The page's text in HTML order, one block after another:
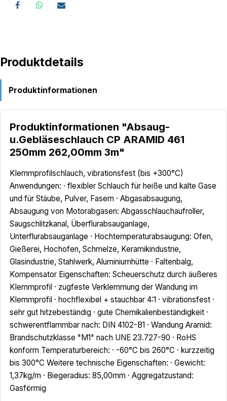
Produktdetails
Produktinformationen
Produktinformationen "Absaug-
u.Gebläseschlauch CP ARAMID 461
250mm 262,00mm 3m"
Klemmprofilschlauch, vibrationsfest (bis +300°C)
Anwendungen: · flexibler Schlauch für heiße und kalte Gase
und für Stäube, Pulver, Fasern · Abgasabsaugung,
Absaugung von Motorabgasen: Abgasschlauchaufroller,
Saugschlitzkanal, Überflurabsauganlage,
Unterflurabsauganlage · Hochtemperaturabsaugung: Ofen,
Gießerei, Hochofen, Schmelze, Keramikindustrie,
Glasindustrie, Stahlwerk, Aluminiumhütte · Faltenbalg,
Kompensator Eigenschaften: Scheuerschutz durch äußeres
Klemmprofil · zugfeste Verklemmung der Wandung im
Klemmprofil · hochflexibel + stauchbar 4:1 · vibrationsfest ·
sehr gut hitzebeständig · gute Chemikalienbeständigkeit ·
schwerentflammbar nach: DIN 4102-B1 · Wandung Aramid:
Brandschutzklasse "M1" nach UNE 23.727-90 · RoHS
konform Temperaturbereich: · -60°C bis 260°C · kurzzeitig
bis 300°C Weitere technische Eigenschaften: · Gewicht:
1,37kg/m · Biegeradius: 85,00mm · Aggregatzustand:
Gasförmig